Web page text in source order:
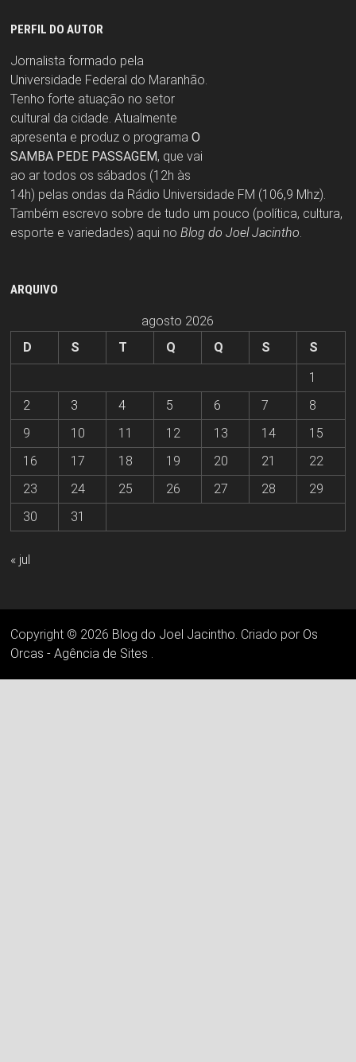
PERFIL DO AUTOR
Jornalista formado pela
Universidade Federal do Maranhão.
Tenho forte atuação no setor
cultural da cidade. Atualmente
apresenta e produz o programa O
SAMBA PEDE PASSAGEM, que vai
ao ar todos os sábados (12h às
14h) pelas ondas da Rádio Universidade FM (106,9 Mhz).
Também escrevo sobre de tudo um pouco (política, cultura,
esporte e variedades) aqui no Blog do Joel Jacintho.
ARQUIVO
agosto 2026
D
S T Q Q S
S
1
2
3 4 5 6 7
8
9
10 11 12 13 14
15
16
17 18 19 20 21
22
23
24 25 26 27 28
29
30
31
« jul
Copyright © 2026 Blog do Joel Jacintho. Criado por Os
Orcas - Agência de Sites .